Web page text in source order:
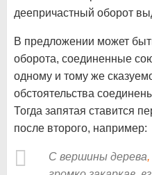
деепричастный оборот
В предложении может
оборота, соединенные
одному и тому же
обстоятельства
Тогда запятая ставится
после второго, например:
С вершины дерева,